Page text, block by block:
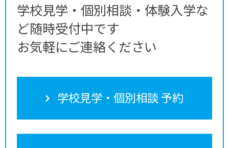
学校見学・個別相談・体験入学な
ど随時受付中です
お気軽にご連絡ください
学校見学・個別相談 予約